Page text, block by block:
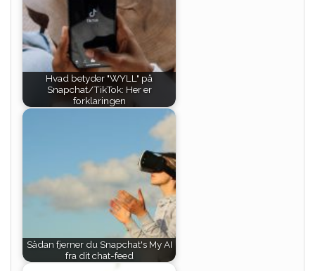
Hvad betyder "WYLL" på
Snapchat/TikTok: Her er
forklaringen
Sådan fjerner du Snapchat's My AI
fra dit chat-feed